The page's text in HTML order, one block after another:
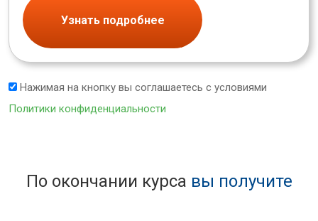
Узнать подробнее
Нажимая на кнопку вы соглашаетесь с условиями
Политики конфиденциальности
По окончании курса вы получите